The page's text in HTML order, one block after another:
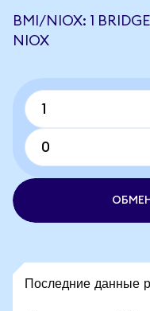
BMI/NIOX: 1
NIOX
Последние